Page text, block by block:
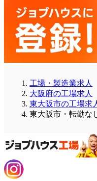
工場・製造業求人
大阪府の工場求人
東大阪市の工場求
東大阪市・転勤な